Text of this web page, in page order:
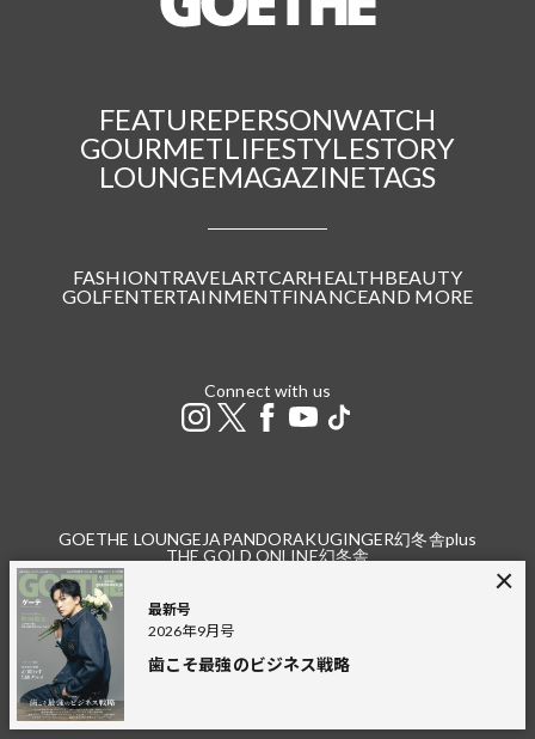
最新号
2026年9月号
歯こそ最強のビジネス戦略
FEATUREPERSONWATCH
GOURMETLIFESTYLESTORY
LOUNGEMAGAZINETAGS
FASHIONTRAVELARTCARHEALTHBEAUTY
GOLFENTERTAINMENTFINANCEAND MORE
Connect with us
GOETHE LOUNGE JAPANDORAKUGINGER幻冬舎plus
THE GOLD ONLINE幻冬舎
広告掲載プライバシーポリシー
特定商取引法に基づく表記
お問い合わせ（法人）